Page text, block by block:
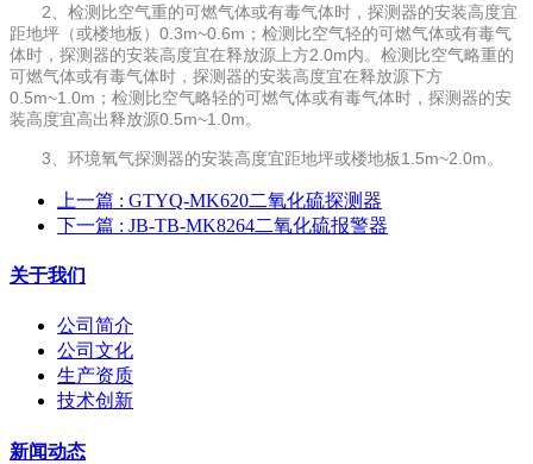
2、检测比空气重的可燃气体或有毒气体时，探测器的安装高度宜
距地坪（或楼地板）0.3m~0.6m；检测比空气轻的可燃气体或有毒气
体时，探测器的安装高度宜在释放源上方2.0m内。检测比空气略重的
可燃气体或有毒气体时，探测器的安装高度宜在释放源下方
0.5m~1.0m；检测比空气略轻的可燃气体或有毒气体时，探测器的安
装高度宜高出释放源0.5m~1.0m。
3、环境氧气探测器的安装高度宜距地坪或楼地板1.5m~2.0m。
上一篇 : GTYQ-MK620二氧化硫探测器
下一篇 : JB-TB-MK8264二氧化硫报警器
关于我们
公司简介
公司文化
生产资质
技术创新
新闻动态